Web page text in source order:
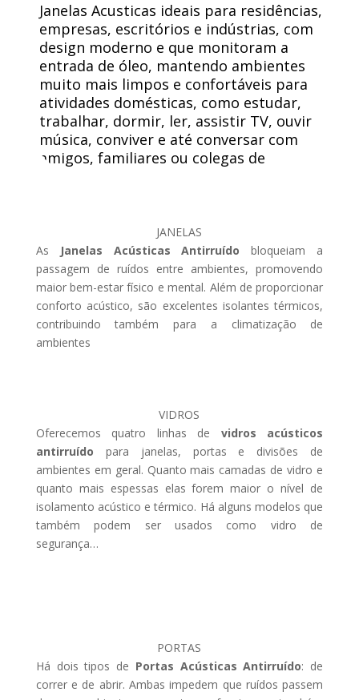
Janelas Acusticas ideais para residências,
empresas, escritórios e indústrias, com
design moderno e que monitoram a
entrada de óleo, mantendo ambientes
muito mais limpos e confortáveis ​​para
atividades domésticas, como estudar,
trabalhar, dormir, ler, assistir TV, ouvir
música, conviver e até conversar com
amigos, familiares ou colegas de
JANELAS
As
Janelas Acústicas Antirruído
bloqueiam a
passagem de ruídos entre ambientes, promovendo
maior bem-estar físico e mental. Além de proporcionar
conforto acústico, são excelentes isolantes térmicos,
contribuindo também para a climatização de
ambientes
VIDROS
Oferecemos quatro linhas de
vidros acústicos
antirruído
para janelas, portas e divisões de
ambientes em geral. Quanto mais camadas de vidro e
quanto mais espessas elas forem maior o nível de
isolamento acústico e térmico. Há alguns modelos que
também podem ser usados como vidro de
segurança…
PORTAS
Há dois tipos de Portas Acústicas Antirruído: de
correr e de abrir. Ambas impedem que ruídos passem